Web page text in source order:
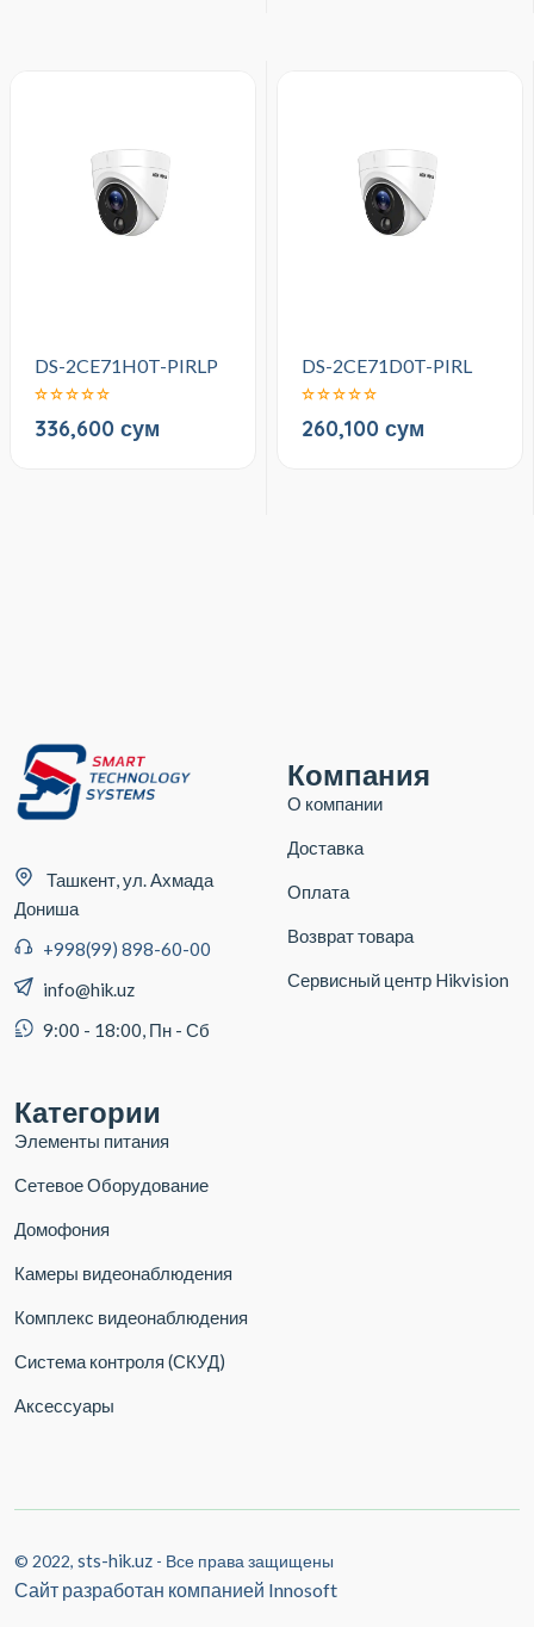
DS-2CE71H0T-PIRLP
336,600 сум
DS-2CE71D0T-PIRL
260,100 сум
Ташкент, ул. Ахмада
Дониша
+998(99) 898-60-00
info@hik.uz
9:00 - 18:00, Пн - Сб
Компания
О компании
Доставка
Оплата
Возврат товара
Сервисный центр Hikvision
Категории
Элементы питания
Сетевое Оборудование
Домофония
Камеры видеонаблюдения
Комплекс видеонаблюдения
Система контроля (СКУД)
Аксессуары
© 2022, sts-hik.uz - Все права защищены
Сайт разработан компанией Innosoft